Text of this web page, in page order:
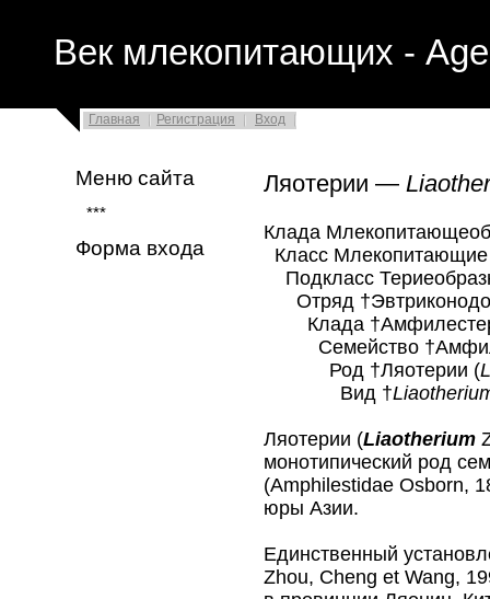
Век млекопитающих -
Главная Регистрация Вход
Меню сайта
***
Форма входа
Ляотерии —
Клада
Класс
Подкласс
Отряд
Клада
Семейство
Род †Ляотерии (
Вид †
Ляотерии (Liaotherium
монотипический род
(Amphilestidae Osborn,
юры Азии.
Единственный
Zhou, Cheng et Wang,